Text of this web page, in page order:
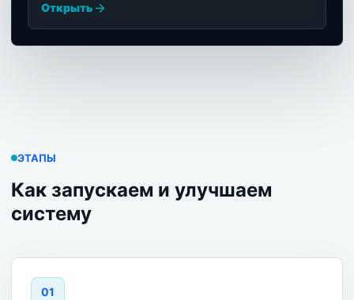
Открыть
ЭТАПЫ
Как запускаем и улучшаем
систему
01